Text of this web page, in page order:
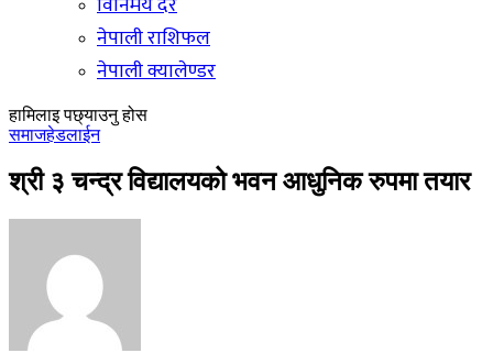
नेपाली राशिफल
नेपाली क्यालेण्डर
हामिलाइ पछ्याउनु होस
समाजहेडलाईन
श्री ३ चन्द्र विद्यालयको भवन आधुनिक रुपमा तयार